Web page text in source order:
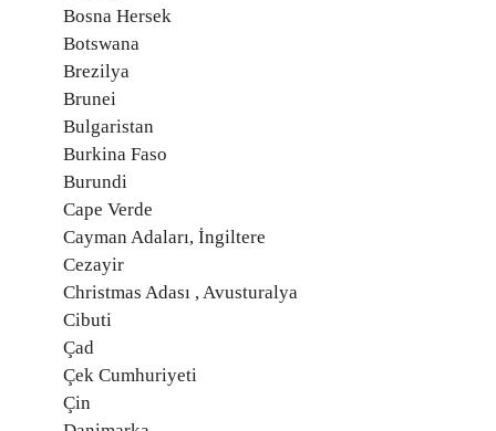
Bosna Hersek
Botswana
Brezilya
Brunei
Bulgaristan
Burkina Faso
Burundi
Cape Verde
Cayman Adaları, İngiltere
Cezayir
Christmas Adası , Avusturalya
Cibuti
Çad
Çek Cumhuriyeti
Çin